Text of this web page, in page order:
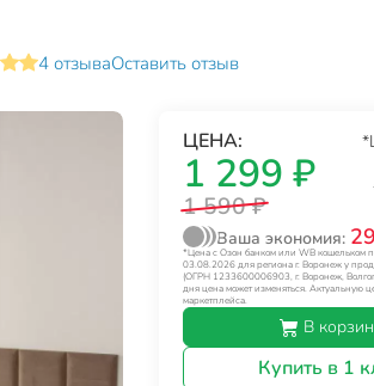
4 отзываОставить отзыв
ЦЕНА:
1 299 ₽
1 590 ₽
Ваша экономия:
*Цена с Озон банком или WB кошельком
03.08.2026 для региона г. Воронеж у
(ОГРН 1233600006903, г. Воронеж,
дня цена может изменяться. Актуальную
маркетплейса.
В
Купить в 1